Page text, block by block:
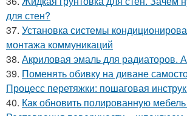
для стен?
37. Установка системы
монтажа коммуникаций
38. Акриловая эмаль для радиаторов.
39. Поменять обивку на диване
Процесс перетяжки: пошаговая
40. Как обновить полированную